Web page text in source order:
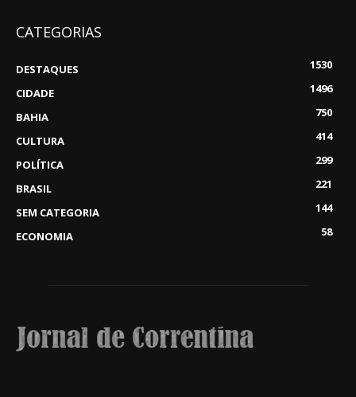
CATEGORIAS
DESTAQUES
1530
CIDADE
1496
BAHIA
750
CULTURA
414
POLÍTICA
299
BRASIL
221
SEM CATEGORIA
144
ECONOMIA
58